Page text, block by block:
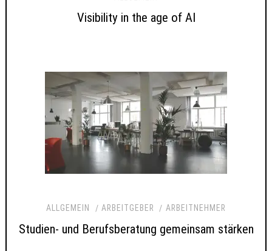
Visibility in the age of AI
ALLGEMEIN ARBEITGEBER ARBEITNEHMER
Studien- und Berufsberatung gemeinsam stärken